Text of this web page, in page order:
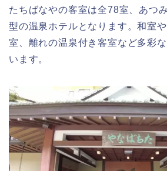
たちばなやの客室は全78室、あつ
型の温泉ホテルとなります。和室
室、離れの温泉付き客室など多彩
います。